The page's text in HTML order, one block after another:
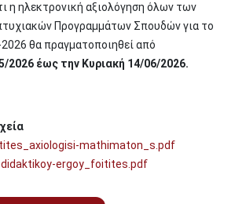
η ηλεκτρονική αξιολόγηση όλων των
Προγραμμάτων Σπουδών για το
θα πραγματοποιηθεί από
2026 έως την Κυριακή 14/06/2026.
mathimaton_s.pdf
ergoy_foitites.pdf